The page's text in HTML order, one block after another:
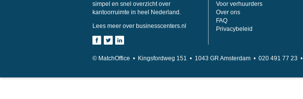
simpel en snel overzicht over
kantoorruimte in heel Nederland.
Lees meer over businesscenters.nl
Voor verhuurders
Over ons
FAQ
Privacybeleid
© MatchOffice • Kingsfordweg 151 • 1043 GR Amsterdam • 020 491 77 23 •